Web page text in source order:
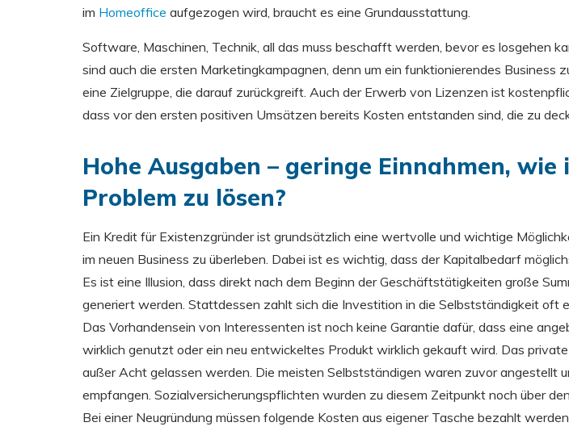
im Homeoffice aufgezogen wird, braucht es eine Grundausstattung.
Software, Maschinen, Technik, all das muss beschafft werden, bevor es losgehen
sind auch die ersten Marketingkampagnen, denn um ein funktionierendes Business
eine Zielgruppe, die darauf zurückgreift. Auch der Erwerb von Lizenzen ist
dass vor den ersten positiven Umsätzen bereits Kosten entstanden sind, die zu
Hohe Ausgaben – geringe Einnahmen, wie
Problem zu lösen?
Ein Kredit für Existenzgründer ist grundsätzlich eine wertvolle und wichtige
im neuen Business zu überleben. Dabei ist es wichtig, dass der Kapitalbedarf
Es ist eine Illusion, dass direkt nach dem Beginn der Geschäftstätigkeiten große
generiert werden. Stattdessen zahlt sich die Investition in die Selbstständigkeit oft
Das Vorhandensein von Interessenten ist noch keine Garantie dafür, dass eine
wirklich genutzt oder ein neu entwickeltes Produkt wirklich gekauft wird. Das
außer Acht gelassen werden. Die meisten Selbstständigen waren zuvor angestellt
empfangen. Sozialversicherungspflichten wurden zu diesem Zeitpunkt noch über
Bei einer Neugründung müssen folgende Kosten aus eigener Tasche bezahlt